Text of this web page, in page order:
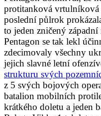
protitanková vrtulníková
poslední půlrok
to jeden zničený
Pentagon se tak lekl
zdecimovaly všechny
jejich slavné letní
strukturu svých
z 5 svých bojových
batalion mobilních
krátkého doletu a jeden